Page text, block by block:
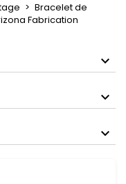
Bracelet de
Fabrication